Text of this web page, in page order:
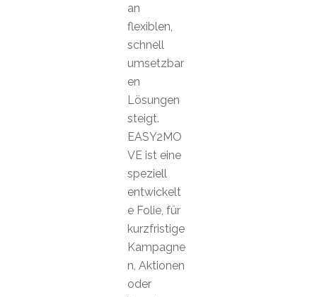
an
flexiblen,
schnell
umsetzbar
en
Lösungen
steigt.
EASY2MO
VE ist eine
speziell
entwickelt
e Folie, für
kurzfristige
Kampagne
n, Aktionen
oder